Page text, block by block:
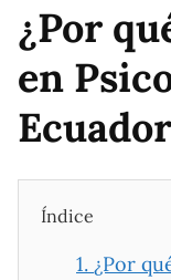
¿Por
en
Índice
1. ¿Por